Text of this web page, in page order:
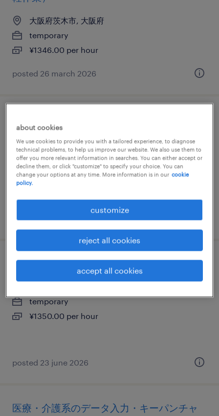
大阪府茨木市, 大阪府
temporary
¥1346.00 per hour
posted 26 march 2026
軽・普通車、普通免許、準中型免許
大阪府茨木市, 大阪府
temporary
¥1500.00 per hour
posted 22 october 2025
流通・サービス系の一般事務・oa事務
temporary
¥1350.00 per hour
posted 23 june 2026
医療・介護系のデータ入力・キーパンチャ
about cookies
We use cookies to provide you with a tailored experience, to diagnose
technical problems, to help us improve our website. We also use them to
offer you more relevant information in searches. You can either accept or
decline them, or click "customize" to specify your choice. You can
change your options at any time. More information is in our cookie
policy.
customize
reject all cookies
accept all cookies